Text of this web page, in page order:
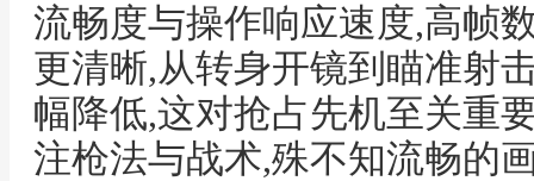
流畅度与操作响应速度,高帧
更清晰,从转身开镜到瞄准射
幅降低,这对抢占先机至关重
注枪法与战术,殊不知流畅的